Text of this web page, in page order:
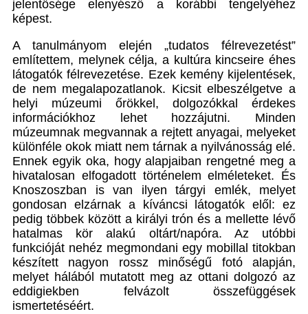
jelentősége elenyésző a korábbi tengelyéhez
képest.
A tanulmányom elején „tudatos félrevezetést”
említettem, melynek célja, a kultúra kincseire éhes
látogatók félrevezetése. Ezek kemény kijelentések,
de nem megalapozatlanok. Kicsit elbeszélgetve a
helyi múzeumi őrökkel, dolgozókkal érdekes
információkhoz lehet hozzájutni. Minden
múzeumnak megvannak a rejtett anyagai, melyeket
különféle okok miatt nem tárnak a nyilvánosság elé.
Ennek egyik oka, hogy alapjaiban rengetné meg a
hivatalosan elfogadott történelem elméleteket. És
Knoszoszban is van ilyen tárgyi emlék, melyet
gondosan elzárnak a kíváncsi látogatók elől: ez
pedig többek között a királyi trón és a mellette lévő
hatalmas kör alakú oltárt/napóra. Az utóbbi
funkcióját nehéz megmondani egy mobillal titokban
készített nagyon rossz minőségű fotó alapján,
melyet hálából mutatott meg az ottani dolgozó az
eddigiekben felvázolt összefüggések
ismertetéséért.